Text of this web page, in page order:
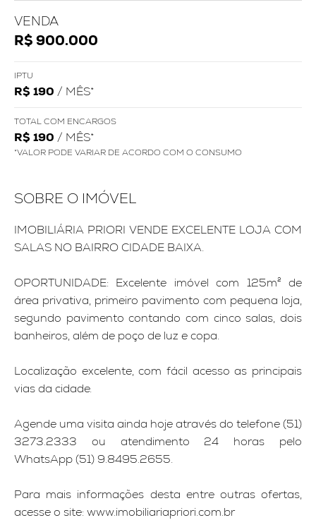
VENDA
R$ 900.000
IPTU
R$ 190 / MÊS*
TOTAL COM ENCARGOS
R$ 190 / MÊS*
*VALOR PODE VARIAR DE ACORDO COM O CONSUMO
SOBRE O IMÓVEL
IMOBILIÁRIA PRIORI VENDE EXCELENTE LOJA COM
SALAS NO BAIRRO CIDADE BAIXA.
OPORTUNIDADE: Excelente imóvel com 125m² de
área privativa, primeiro pavimento com pequena loja,
segundo pavimento contando com cinco salas, dois
banheiros, além de poço de luz e copa.
Localização excelente, com fácil acesso as principais
vias da cidade.
Agende uma visita ainda hoje através do telefone (51)
3273.2333 ou atendimento 24 horas pelo
WhatsApp (51) 9.8495.2655.
Para mais informações desta entre outras ofertas,
acesse o site: www.imobiliariapriori.com.br